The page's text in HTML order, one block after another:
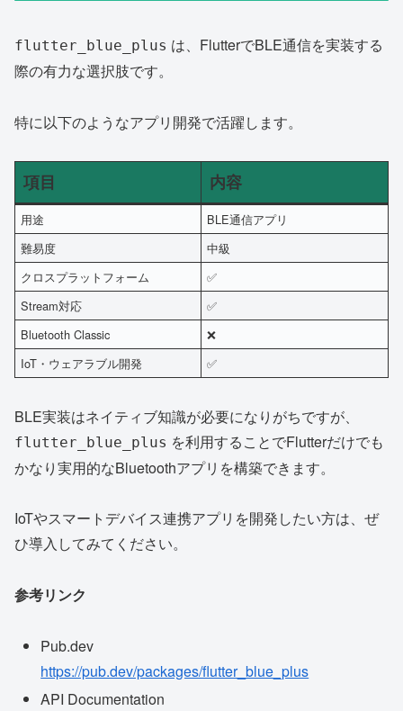
flutter_blue_plus は、FlutterでBLE通信を実装する
際の有力な選択肢です。
特に以下のようなアプリ開発で活躍します。
項目 内容
用途
BLE通信アプリ
難易度
中級
クロスプラットフォーム
✅
Stream対応
✅
Bluetooth Classic
❌
IoT・ウェアラブル開発
✅
BLE実装はネイティブ知識が必要になりがちですが、
flutter_blue_plus を利用することでFlutterだけでも
かなり実用的なBluetoothアプリを構築できます。
IoTやスマートデバイス連携アプリを開発したい方は、ぜ
ひ導入してみてください。
参考リンク
Pub.dev
https://pub.dev/packages/flutter_blue_plus
API Documentation